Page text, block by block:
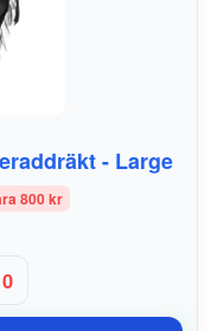
- Large
800 kr
0